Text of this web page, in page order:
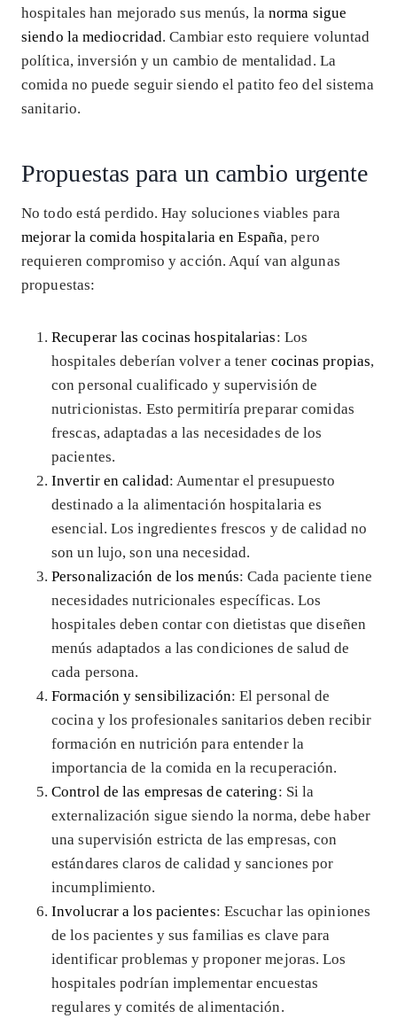
hospitales han mejorado sus menús, la norma sigue
siendo la mediocridad. Cambiar esto requiere voluntad
política, inversión y un cambio de mentalidad. La
comida no puede seguir siendo el patito feo del sistema
sanitario.
Propuestas para un cambio urgente
No todo está perdido. Hay soluciones viables para
mejorar la comida hospitalaria en España, pero
requieren compromiso y acción. Aquí van algunas
propuestas:
Recuperar las cocinas hospitalarias: Los
hospitales deberían volver a tener cocinas propias,
con personal cualificado y supervisión de
nutricionistas. Esto permitiría preparar comidas
frescas, adaptadas a las necesidades de los
pacientes.
Invertir en calidad: Aumentar el presupuesto
destinado a la alimentación hospitalaria es
esencial. Los ingredientes frescos y de calidad no
son un lujo, son una necesidad.
Personalización de los menús: Cada paciente tiene
necesidades nutricionales específicas. Los
hospitales deben contar con dietistas que diseñen
menús adaptados a las condiciones de salud de
cada persona.
Formación y sensibilización: El personal de
cocina y los profesionales sanitarios deben recibir
formación en nutrición para entender la
importancia de la comida en la recuperación.
Control de las empresas de catering: Si la
externalización sigue siendo la norma, debe haber
una supervisión estricta de las empresas, con
estándares claros de calidad y sanciones por
incumplimiento.
Involucrar a los pacientes: Escuchar las opiniones
de los pacientes y sus familias es clave para
identificar problemas y proponer mejoras. Los
hospitales podrían implementar encuestas
regulares y comités de alimentación.